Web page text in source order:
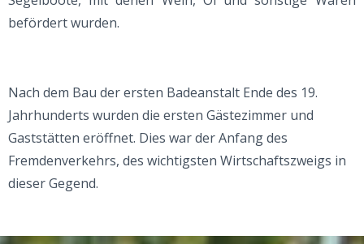
befördert wurden.
Nach dem Bau der ersten Badeanstalt Ende des 19.
Jahrhunderts wurden die ersten Gästezimmer und
Gaststätten eröffnet. Dies war der Anfang des
Fremdenverkehrs, des wichtigsten Wirtschaftszweigs in
dieser Gegend.